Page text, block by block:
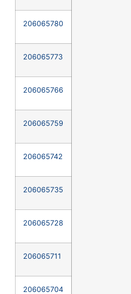
206065780
206065773
206065766
206065759
206065742
206065735
206065728
206065711
206065704